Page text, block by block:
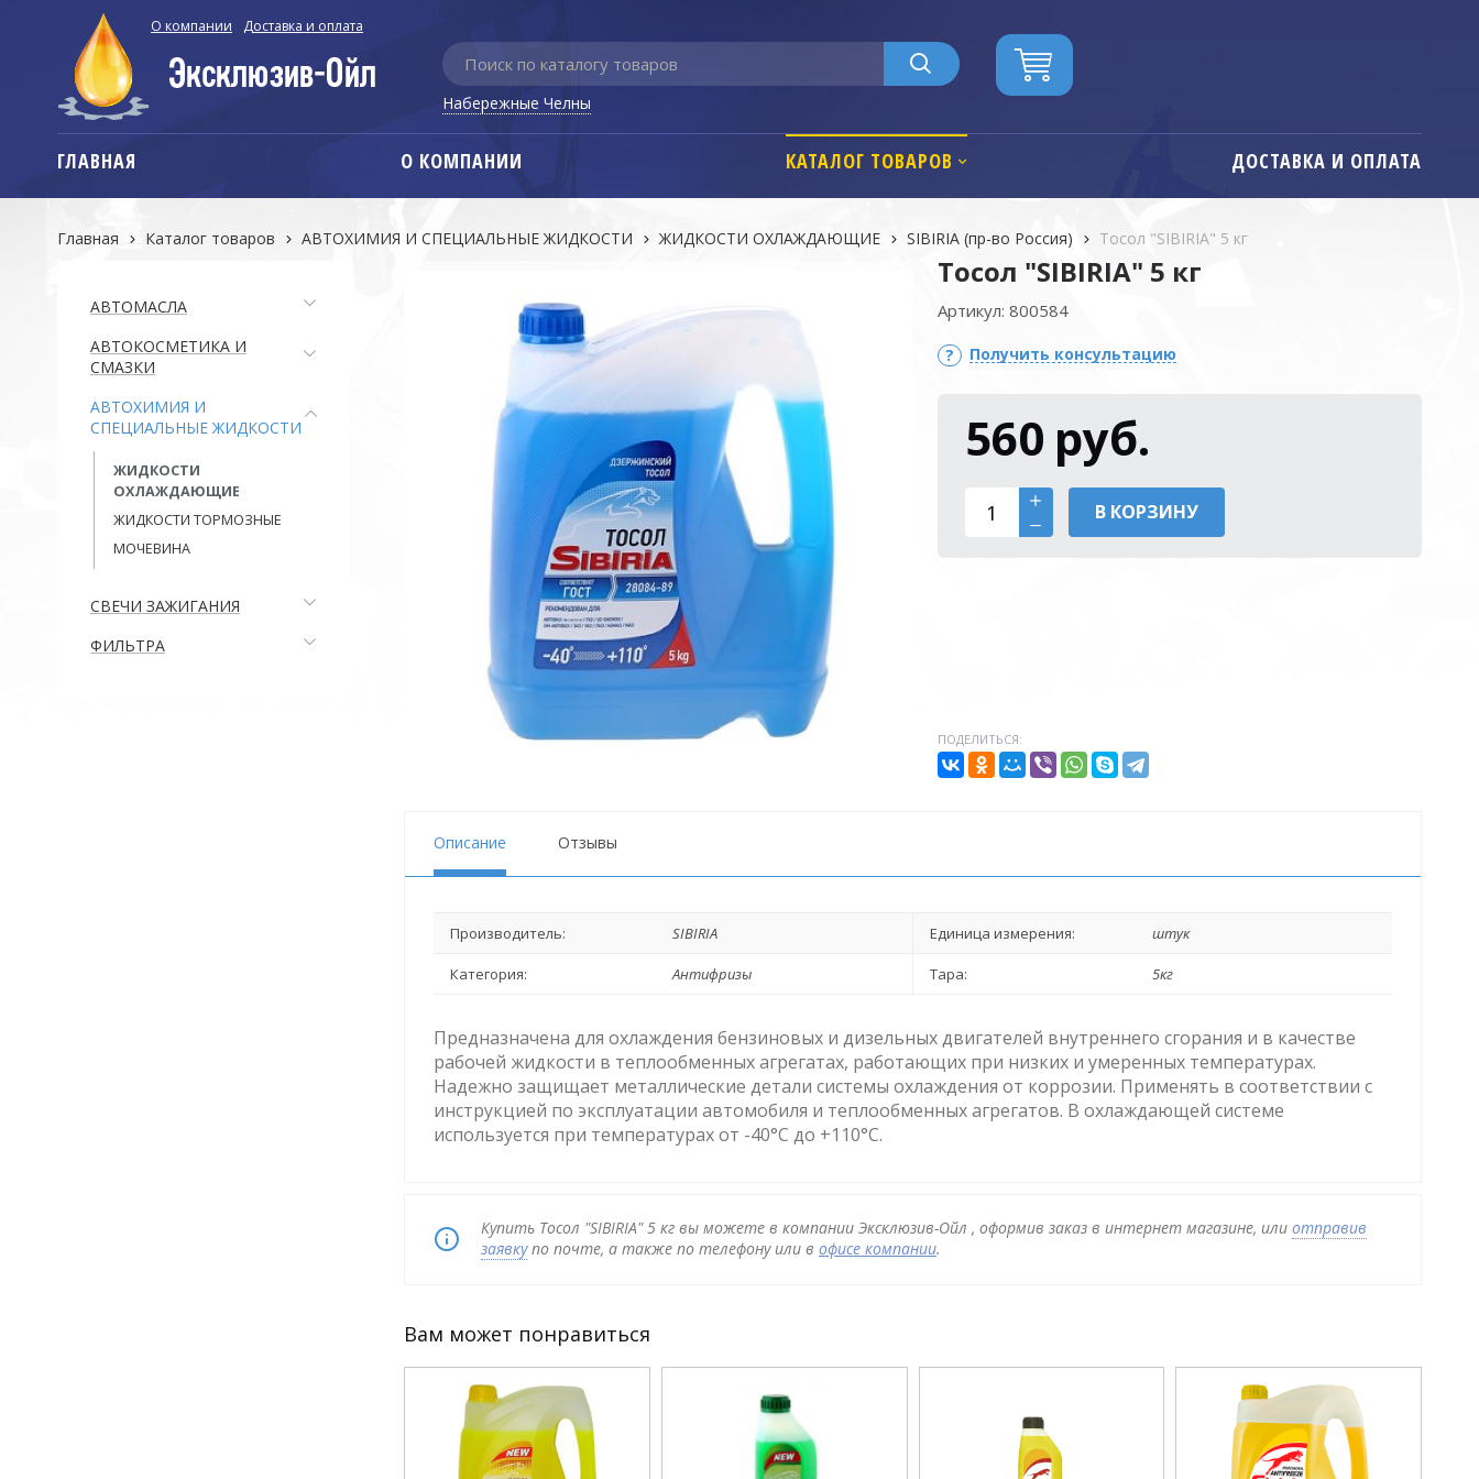
О компании Доставка и оплата
Набережные Челны
ГЛАВНАЯ О КОМПАНИИ КАТАЛОГ ТОВАРОВ ДОСТАВКА И ОПЛАТА
Главная Каталог товаров АВТОХИМИЯ И СПЕЦИАЛЬНЫЕ ЖИДКОСТИ ЖИДКОСТИ ОХЛАЖДАЮЩИЕ SIBIRIA (пр-во Россия) Тосол "SIBIRIA" 5 кг
АВТОМАСЛА
АВТОКОСМЕТИКА И
СМАЗКИ
АВТОХИМИЯ И
СПЕЦИАЛЬНЫЕ ЖИДКОСТИ
ЖИДКОСТИ
ОХЛАЖДАЮЩИЕ
ЖИДКОСТИ ТОРМОЗНЫЕ
МОЧЕВИНА
СВЕЧИ ЗАЖИГАНИЯ
ФИЛЬТРА
Тосол "SIBIRIA" 5 кг
Артикул: 800584
Получить консультацию
560 руб.
В КОРЗИНУ
ПОДЕЛИТЬСЯ:
Описание Отзывы
Производитель: SIBIRIA Единица измерения: штук
Категория: Антифризы Тара: 5кг
Предназначена для охлаждения бензиновых и дизельных двигателей внутреннего сгорания и в качестве
рабочей жидкости в теплообменных агрегатах, работающих при низких и умеренных температурах.
Надежно защищает металлические детали системы охлаждения от коррозии. Применять в соответствии с
инструкцией по эксплуатации автомобиля и теплообменных агрегатов. В охлаждающей системе
используется при температурах от -40°С до +110°С.
Купить Тосол "SIBIRIA" 5 кг вы можете в компании Эксклюзив-Ойл , оформив заказ в интернет магазине, или отправив
заявкупо почте, а также по телефону или в офисе компании.
Вам может понравиться